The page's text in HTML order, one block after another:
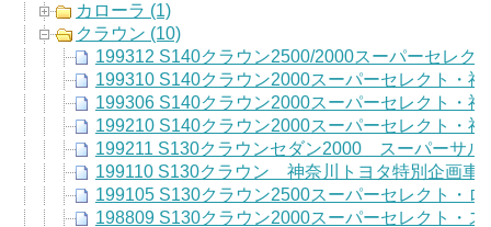
カローラ (1)
クラウン (10)
199312 S140クラウン2500/2000スーパーセレク
199310 S140クラウン2000スーパーセレクト・
199306 S140クラウン2000スーパーセレクト・
199210 S140クラウン2000スーパーセレクト・
199211 S130クラウンセダン2000 スーパーサル
199110 S130クラウン 神奈川トヨタ特別企画車
199105 S130クラウン2500スーパーセレクト・ロ
198809 S130クラウン2000スーパーセレクト・